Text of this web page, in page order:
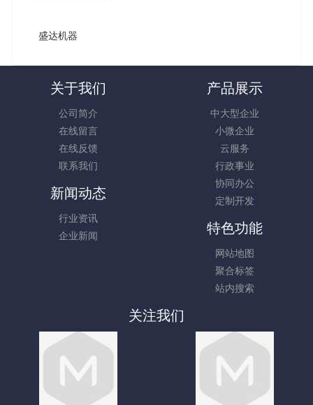
盛达机器
关于我们
公司简介
在线留言
在线反馈
联系我们
产品展示
中大型企业
小微企业
云服务
行政事业
协同办公
定制开发
新闻动态
行业资讯
企业新闻
特色功能
网站地图
聚合标签
站内搜索
关注我们